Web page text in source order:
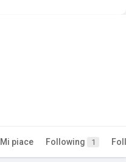
Mi piace Following 1